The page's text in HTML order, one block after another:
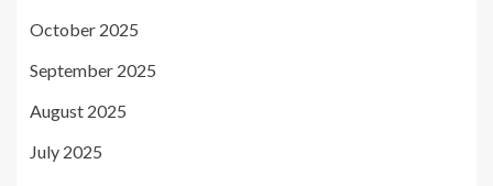
October 2025
September 2025
August 2025
July 2025